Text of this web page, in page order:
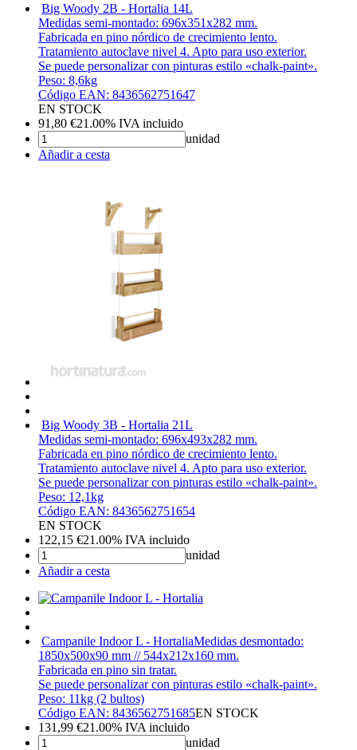
Big Woody 2B - Hortalia 14L
Medidas semi-montado: 696x351x282 mm.
Fabricada en pino nórdico de crecimiento lento.
Tratamiento autoclave nivel 4. Apto para uso exterior.
Se puede personalizar con pinturas estilo «chalk-paint».
Peso: 8,6kg
Código EAN: 8436562751647
EN STOCK
91,80 €21.00% IVA incluido
unidad
Añadir a cesta
Big Woody 3B - Hortalia 21L
Medidas semi-montado: 696x493x282 mm.
Fabricada en pino nórdico de crecimiento lento.
Tratamiento autoclave nivel 4. Apto para uso exterior.
Se puede personalizar con pinturas estilo «chalk-paint».
Peso: 12,1kg
Código EAN: 8436562751654
EN STOCK
122,15 €21.00% IVA incluido
unidad
Añadir a cesta
Campanile Indoor L - HortaliaMedidas desmontado:
1850x500x90 mm // 544x212x160 mm.
Fabricada en pino sin tratar.
Se puede personalizar con pinturas estilo «chalk-paint».
Peso: 11kg (2 bultos)
Código EAN: 8436562751685EN STOCK
131,99 €21.00% IVA incluido
unidad